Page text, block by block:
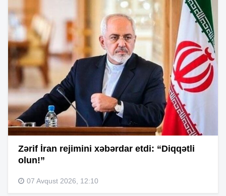
Zərif İran rejimini xəbərdar etdi: “Diqqətli
olun!”
07 Avqust 2026, 12:10